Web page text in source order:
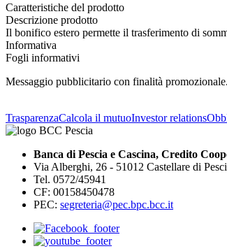
Caratteristiche del prodotto
Descrizione prodotto
Il bonifico estero permette il trasferimento di
Informativa
Fogli informativi
Messaggio pubblicitario con finalità
TrasparenzaCalcola il mutuoInvestor relations
Banca di Pescia e Cascina, Credito
Via Alberghi, 26 - 51012 Castellare di
Tel. 0572/45941
CF: 00158450478
PEC: segreteria@pec.bpc.bcc.it